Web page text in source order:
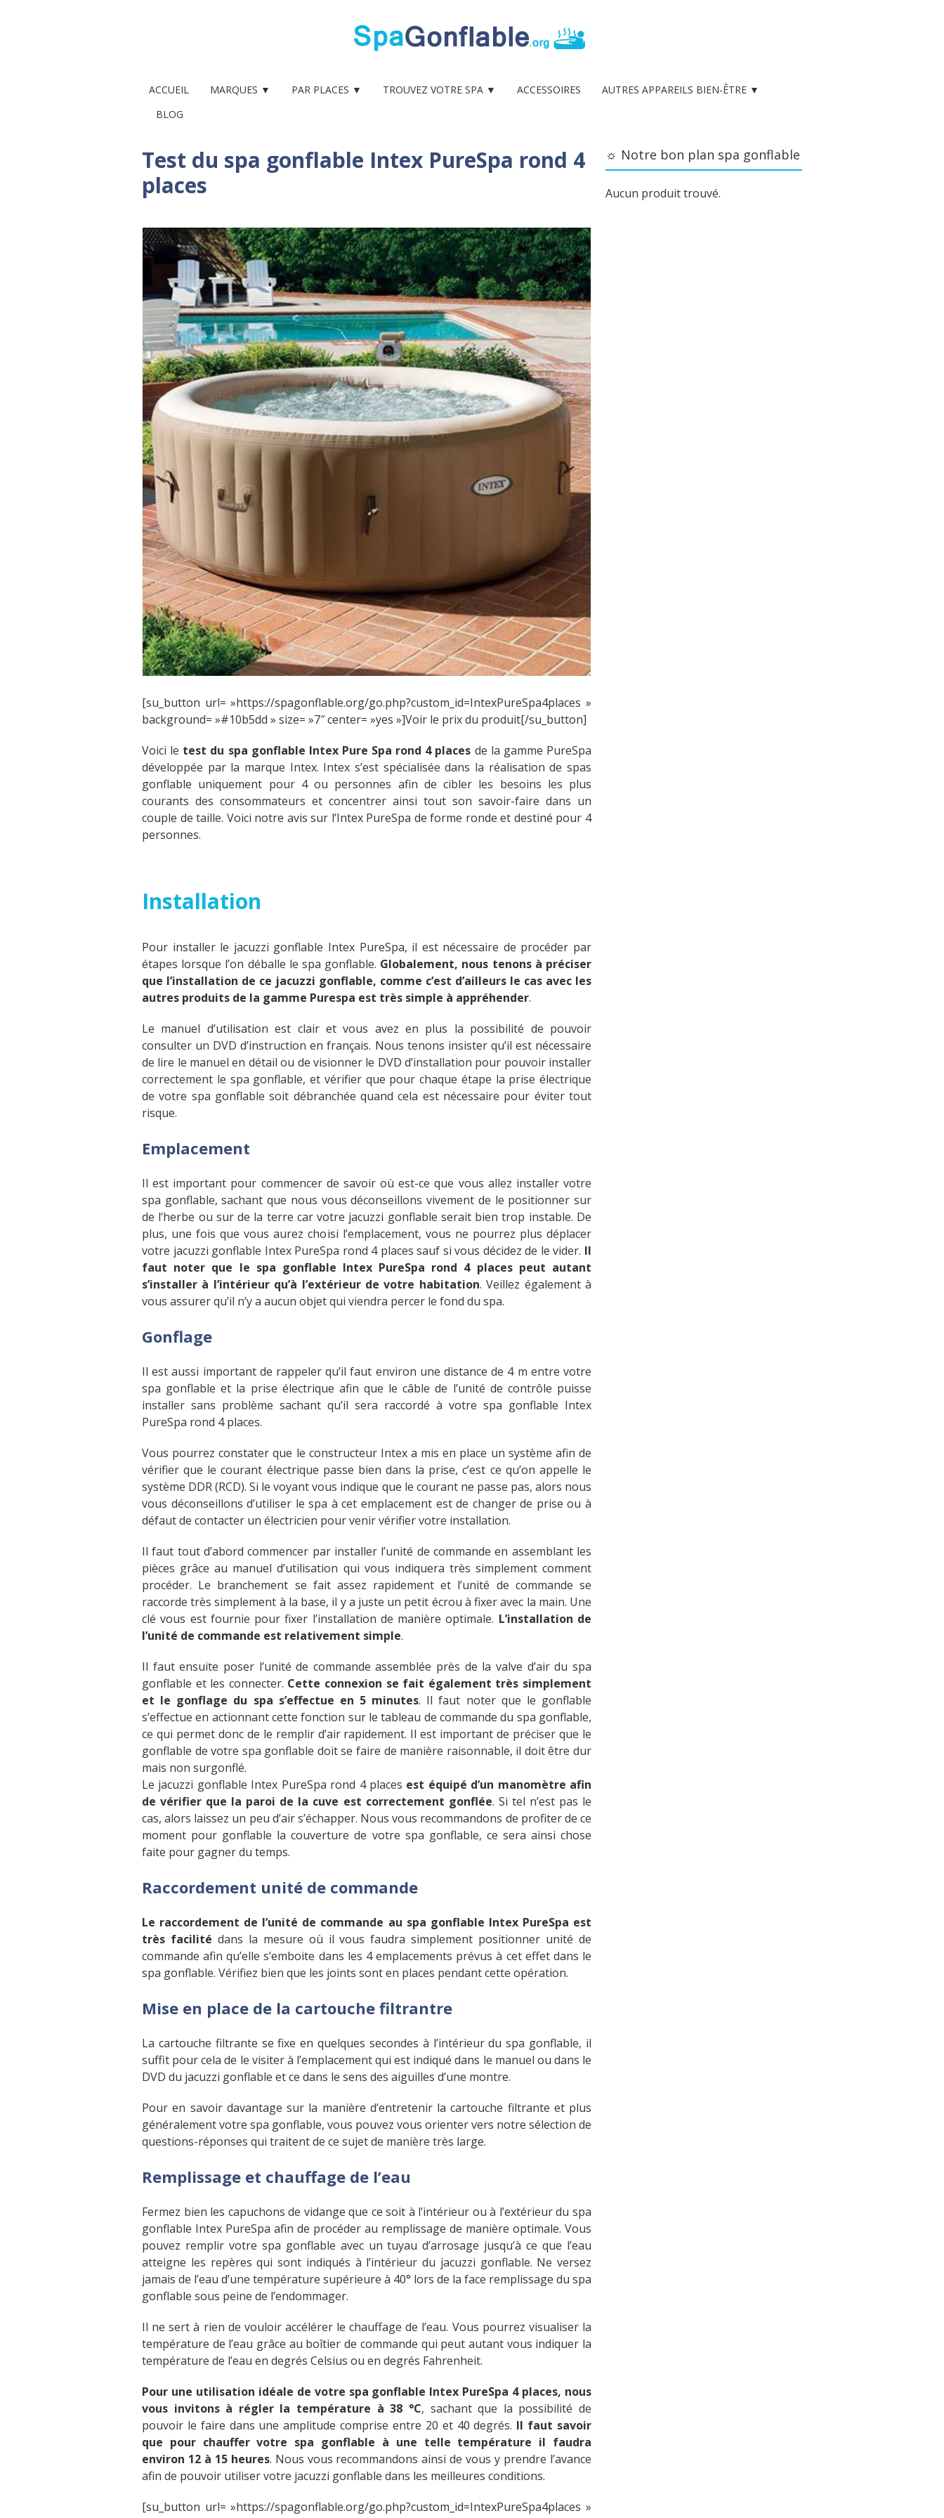
ACCUEIL MARQUES ▼ PAR PLACES ▼ TROUVEZ VOTRE SPA ▼ ACCESSOIRES
AUTRES APPAREILS BIEN-ÊTRE ▼
BLOG
Test du spa gonflable Intex PureSpa rond 4
places
[su_button url= »https://spagonflable.org/go.php?custom_id=IntexPureSpa4places »
background= »#10b5dd » size= »7″ center= »yes »]Voir le prix du produit[/su_button]
Voici le test du spa gonflable Intex Pure Spa rond 4 places de la gamme PureSpa
développée par la marque Intex. Intex s’est spécialisée dans la réalisation de spas
gonflable uniquement pour 4 ou personnes afin de cibler les besoins les plus
courants des consommateurs et concentrer ainsi tout son savoir-faire dans un
couple de taille. Voici notre avis sur l’Intex PureSpa de forme ronde et destiné pour 4
personnes.
Installation
Pour installer le jacuzzi gonflable Intex PureSpa, il est nécessaire de procéder par
étapes lorsque l’on déballe le spa gonflable. Globalement, nous tenons à préciser
que l’installation de ce jacuzzi gonflable, comme c’est d’ailleurs le cas avec les
autres produits de la gamme Purespa est très simple à appréhender.
Le manuel d’utilisation est clair et vous avez en plus la possibilité de pouvoir
consulter un DVD d’instruction en français. Nous tenons insister qu’il est nécessaire
de lire le manuel en détail ou de visionner le DVD d’installation pour pouvoir installer
correctement le spa gonflable, et vérifier que pour chaque étape la prise électrique
de votre spa gonflable soit débranchée quand cela est nécessaire pour éviter tout
risque.
Emplacement
Il est important pour commencer de savoir où est-ce que vous allez installer votre
spa gonflable, sachant que nous vous déconseillons vivement de le positionner sur
de l’herbe ou sur de la terre car votre jacuzzi gonflable serait bien trop instable. De
plus, une fois que vous aurez choisi l’emplacement, vous ne pourrez plus déplacer
votre jacuzzi gonflable Intex PureSpa rond 4 places sauf si vous décidez de le vider. Il
faut noter que le spa gonflable Intex PureSpa rond 4 places peut autant
s’installer à l’intérieur qu’à l’extérieur de votre habitation. Veillez également à
vous assurer qu’il n’y a aucun objet qui viendra percer le fond du spa.
Gonflage
Il est aussi important de rappeler qu’il faut environ une distance de 4 m entre votre
spa gonflable et la prise électrique afin que le câble de l’unité de contrôle puisse
installer sans problème sachant qu’il sera raccordé à votre spa gonflable Intex
PureSpa rond 4 places.
Vous pourrez constater que le constructeur Intex a mis en place un système afin de
vérifier que le courant électrique passe bien dans la prise, c’est ce qu’on appelle le
système DDR (RCD). Si le voyant vous indique que le courant ne passe pas, alors nous
vous déconseillons d’utiliser le spa à cet emplacement est de changer de prise ou à
défaut de contacter un électricien pour venir vérifier votre installation.
Il faut tout d’abord commencer par installer l’unité de commande en assemblant les
pièces grâce au manuel d’utilisation qui vous indiquera très simplement comment
procéder. Le branchement se fait assez rapidement et l’unité de commande se
raccorde très simplement à la base, il y a juste un petit écrou à fixer avec la main. Une
clé vous est fournie pour fixer l’installation de manière optimale. L’installation de
l’unité de commande est relativement simple.
Il faut ensuite poser l’unité de commande assemblée près de la valve d’air du spa
gonflable et les connecter. Cette connexion se fait également très simplement
et le gonflage du spa s’effectue en 5 minutes. Il faut noter que le gonflable
s’effectue en actionnant cette fonction sur le tableau de commande du spa gonflable,
ce qui permet donc de le remplir d’air rapidement. Il est important de préciser que le
gonflable de votre spa gonflable doit se faire de manière raisonnable, il doit être dur
mais non surgonflé.
Le jacuzzi gonflable Intex PureSpa rond 4 places est équipé d’un manomètre afin
de vérifier que la paroi de la cuve est correctement gonflée. Si tel n’est pas le
cas, alors laissez un peu d’air s’échapper. Nous vous recommandons de profiter de ce
moment pour gonflable la couverture de votre spa gonflable, ce sera ainsi chose
faite pour gagner du temps.
Raccordement unité de commande
Le raccordement de l’unité de commande au spa gonflable Intex PureSpa est
très facilité dans la mesure où il vous faudra simplement positionner unité de
commande afin qu’elle s’emboite dans les 4 emplacements prévus à cet effet dans le
spa gonflable. Vérifiez bien que les joints sont en places pendant cette opération.
Mise en place de la cartouche filtrantre
La cartouche filtrante se fixe en quelques secondes à l’intérieur du spa gonflable, il
suffit pour cela de le visiter à l’emplacement qui est indiqué dans le manuel ou dans le
DVD du jacuzzi gonflable et ce dans le sens des aiguilles d’une montre.
Pour en savoir davantage sur la manière d’entretenir la cartouche filtrante et plus
généralement votre spa gonflable, vous pouvez vous orienter vers notre sélection de
questions-réponses qui traitent de ce sujet de manière très large.
Remplissage et chauffage de l’eau
Fermez bien les capuchons de vidange que ce soit à l’intérieur ou à l’extérieur du spa
gonflable Intex PureSpa afin de procéder au remplissage de manière optimale. Vous
pouvez remplir votre spa gonflable avec un tuyau d’arrosage jusqu’à ce que l’eau
atteigne les repères qui sont indiqués à l’intérieur du jacuzzi gonflable. Ne versez
jamais de l’eau d’une température supérieure à 40° lors de la face remplissage du spa
gonflable sous peine de l’endommager.
Il ne sert à rien de vouloir accélérer le chauffage de l’eau. Vous pourrez visualiser la
température de l’eau grâce au boîtier de commande qui peut autant vous indiquer la
température de l’eau en degrés Celsius ou en degrés Fahrenheit.
Pour une utilisation idéale de votre spa gonflable Intex PureSpa 4 places, nous
vous invitons à régler la température à 38 °C, sachant que la possibilité de
pouvoir le faire dans une amplitude comprise entre 20 et 40 degrés. Il faut savoir
que pour chauffer votre spa gonflable à une telle température il faudra
environ 12 à 15 heures. Nous vous recommandons ainsi de vous y prendre l’avance
afin de pouvoir utiliser votre jacuzzi gonflable dans les meilleures conditions.
[su_button url= »https://spagonflable.org/go.php?custom_id=IntexPureSpa4places »
☼ Notre bon plan spa gonflable
Aucun produit trouvé.